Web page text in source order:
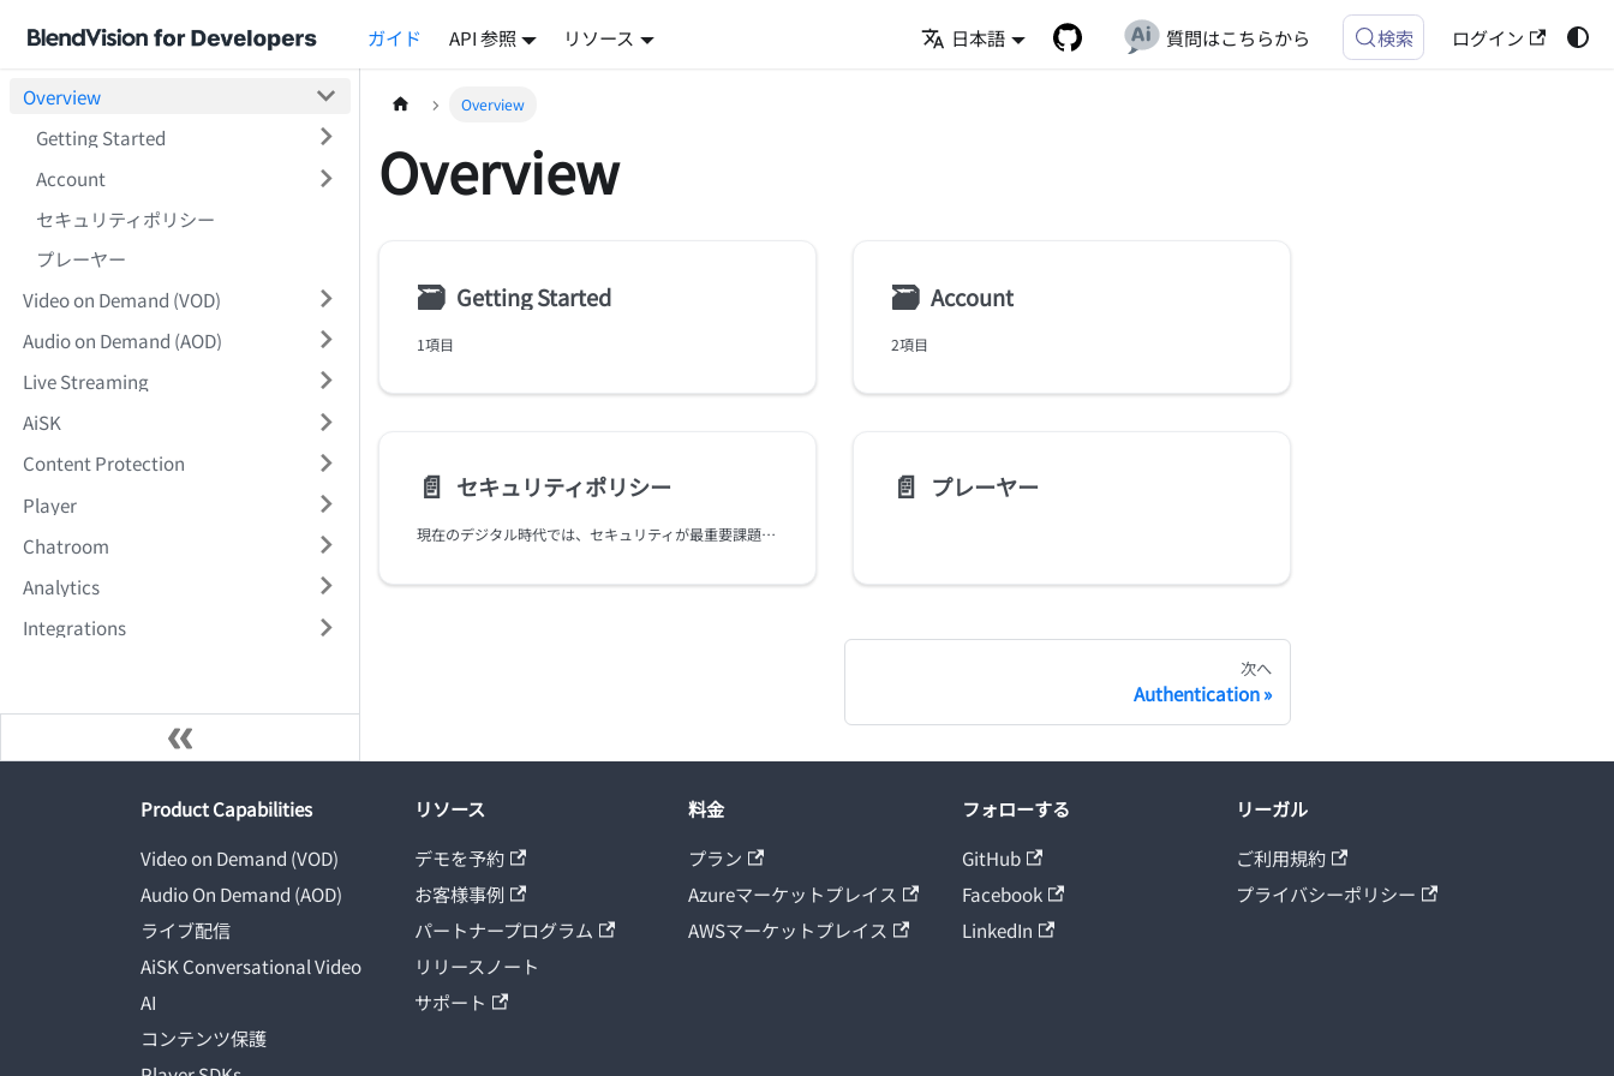
ガイド API 参照 リソース 日本語 質問はこちらから 検索 ログイン
Overview
Getting Started
Account
セキュリティポリシー
プレーヤー
Video on Demand (VOD)
Audio on Demand (AOD)
Live Streaming
AiSK
Content Protection
Player
Chatroom
Analytics
Integrations
Overview
Overview
🗃 Getting Started
1項目
🗃 Account
2項目
📄️ セキュリティポリシー
現在のデジタル時代では、セキュリティが最重要課題です。BlendVision Oneでは、お客様のコンテンツとデータ保護の重要性を十分理解しています。そのため、当社のセキュリティに対する取り組みは揺るぎないものであり、ユーザーを最大限に保護するために、堅牢なセキュリティポリシーを実施しています。
📄️ プレーヤー
次へ
Authentication
Product Capabilities
Video on Demand (VOD)
Audio On Demand (AOD)
ライブ配信
AiSK Conversational Video
AI
コンテンツ保護
リソース
デモを予約
お客様事例
パートナープログラム
リリースノート
サポート
料金
プラン
Azureマーケットプレイス
AWSマーケットプレイス
フォローする
GitHub
Facebook
LinkedIn
リーガル
ご利用規約
プライバシーポリシー